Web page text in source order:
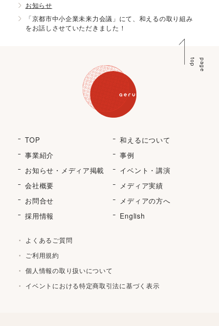
お知らせ
「京都市中小企業未来力会議」にて、和えるの取り組み
をお話しさせていただきました！
p
a
g
e
t
o
p
TOP
和えるについて
事業紹介
事例
お知らせ・メディア掲載
イベント・講演
会社概要
メディア実績
お問合せ
メディアの方へ
採用情報
English
よくあるご質問
ご利用規約
個人情報の取り扱いについて
イベントにおける特定商取引法に基づく表示